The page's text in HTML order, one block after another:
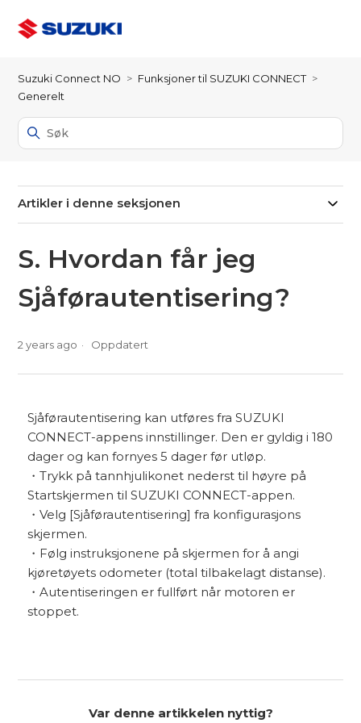
Suzuki Connect NO
Funksjoner til SUZUKI CONNECT
Generelt
Artikler i denne seksjonen
S. Hvordan får jeg
Sjåførautentisering?
2 years ago Oppdatert
Sjåførautentisering kan utføres fra SUZUKI
CONNECT-appens innstillinger. Den er gyldig i 180
dager og kan fornyes 5 dager før utløp.
・Trykk på tannhjulikonet nederst til høyre på
Startskjermen til SUZUKI CONNECT-appen.
・Velg [Sjåførautentisering] fra konfigurasjons
skjermen.
・Følg instruksjonene på skjermen for å angi
kjøretøyets odometer (total tilbakelagt distanse).
・Autentiseringen er fullført når motoren er
stoppet.
Var denne artikkelen nyttig?